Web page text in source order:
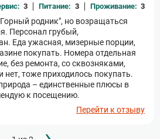
3 Питание: 3 Проживание: 3
родник", но возращаться
Персонал грубый,
Еда ужасная, мизерные порции,
покупать. Номера отдельная
без ремонта, со сквозняками,
нет, тоже приходилось покупать.
– единственные плюсы в
к посещению.
Перейти к отзыву